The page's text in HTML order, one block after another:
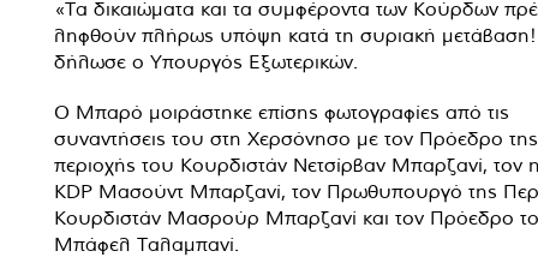
«Τα δικαιώματα και τα συμφέροντα των Κούρδων
ληφθούν πλήρως υπόψη κατά τη συριακή
δήλωσε ο Υπουργός Εξωτερικών.
Ο Μπαρό μοιράστηκε επίσης φωτογραφίες από τις
συναντήσεις του στη Χερσόνησο με τον Πρόεδρο της
περιοχής του Κουρδιστάν Νετσίρβαν Μπαρζανί, τον
KDP Μασούντ Μπαρζανί, τον Πρωθυπουργό της
Κουρδιστάν Μασρούρ Μπαρζανί και τον Πρόεδρο
Μπάφελ Ταλαμπανί.